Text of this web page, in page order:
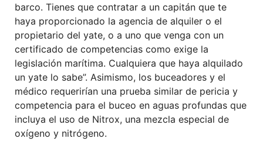
barco. Tienes que contratar a un capitán que te
haya proporcionado la agencia de alquiler o el
propietario del yate, o a uno que venga con un
certificado de competencias como exige la
legislación marítima. Cualquiera que haya alquilado
un yate lo sabe”. Asimismo, los buceadores y el
médico requerirían una prueba similar de pericia y
competencia para el buceo en aguas profundas que
incluya el uso de Nitrox, una mezcla especial de
oxígeno y nitrógeno.